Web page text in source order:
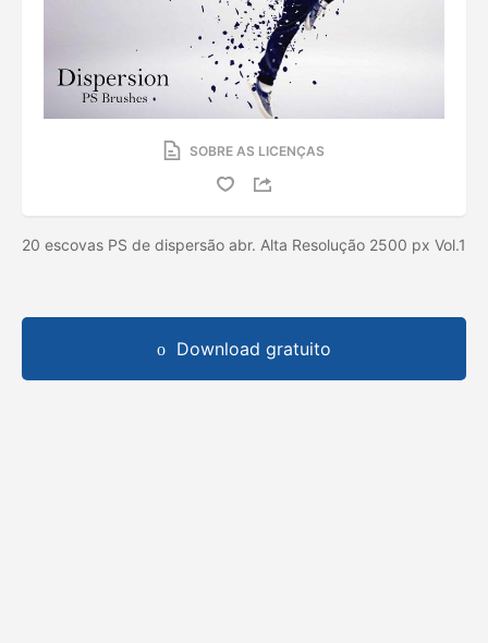
SOBRE AS LICENÇAS
20 escovas PS de dispersão abr. Alta Resolução 2500 px Vol.1
Download gratuito